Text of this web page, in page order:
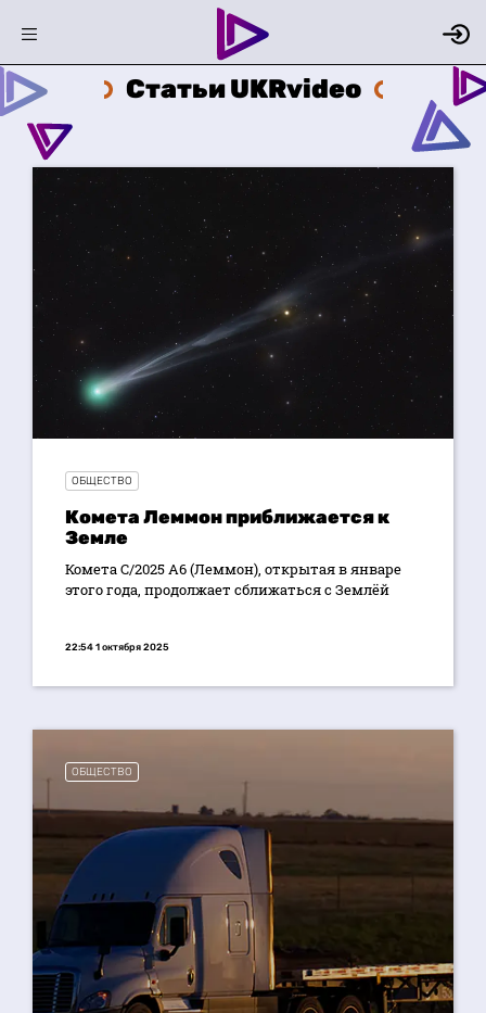
Статьи UKRvideo
ОБЩЕСТВО
Комета Леммон приближается к
Земле
Комета C/2025 A6 (Леммон), открытая в январе
этого года, продолжает сближаться с Землёй
22:54 1 октября 2025
ОБЩЕСТВО